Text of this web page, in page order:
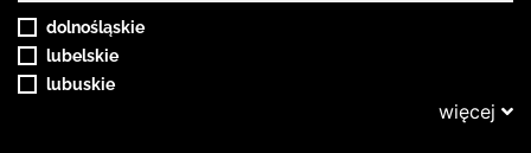
dolnośląskie
lubelskie
lubuskie
więcej